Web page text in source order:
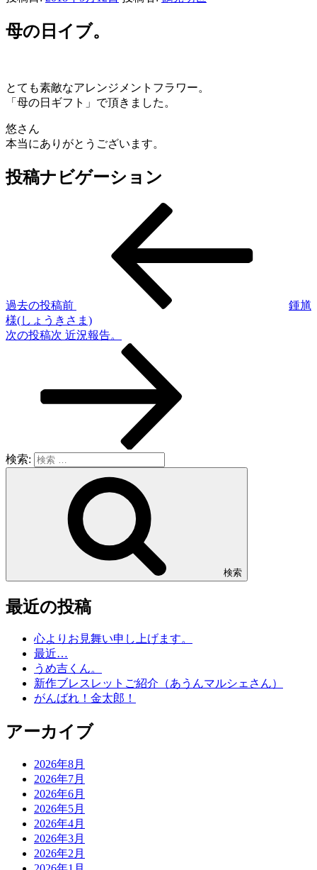
母の日イブ。
とても素敵なアレンジメントフラワー。
「母の日ギフト」で頂きました。
悠さん
本当にありがとうございます。
投稿ナビゲーション
過去の投稿前
鍾馗
様(しょうきさま)
次の投稿次 近況報告。
検索:
検索
最近の投稿
心よりお見舞い申し上げます。
最近…
うめ吉くん。
新作ブレスレットご紹介（あうんマルシェさん）
がんばれ！金太郎！
アーカイブ
2026年8月
2026年7月
2026年6月
2026年5月
2026年4月
2026年3月
2026年2月